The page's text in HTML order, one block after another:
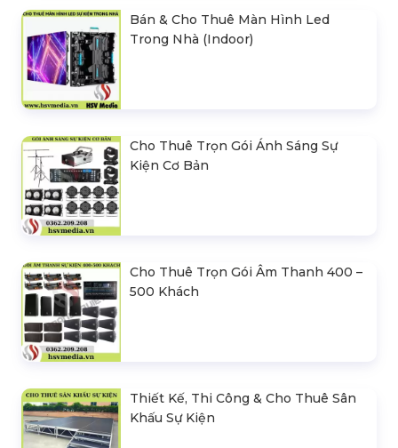
Bán & Cho Thuê Màn Hình Led
Trong Nhà (Indoor)
Cho Thuê Trọn Gói Ánh Sáng Sự
Kiện Cơ Bản
Cho Thuê Trọn Gói Âm Thanh 400 –
500 Khách
Thiết Kế, Thi Công & Cho Thuê Sân
Khấu Sự Kiện